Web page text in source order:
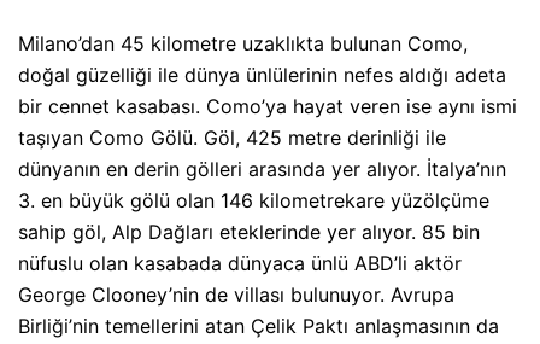
Milano’dan 45 kilometre uzaklıkta bulunan Como,
doğal güzelliği ile dünya ünlülerinin nefes aldığı adeta
bir cennet kasabası. Como’ya hayat veren ise aynı ismi
taşıyan Como Gölü. Göl, 425 metre derinliği ile
dünyanın en derin gölleri arasında yer alıyor. İtalya’nın
3. en büyük gölü olan 146 kilometrekare yüzölçüme
sahip göl, Alp Dağları eteklerinde yer alıyor. 85 bin
nüfuslu olan kasabada dünyaca ünlü ABD’li aktör
George Clooney’nin de villası bulunuyor. Avrupa
Birliği’nin temellerini atan Çelik Paktı anlaşmasının da